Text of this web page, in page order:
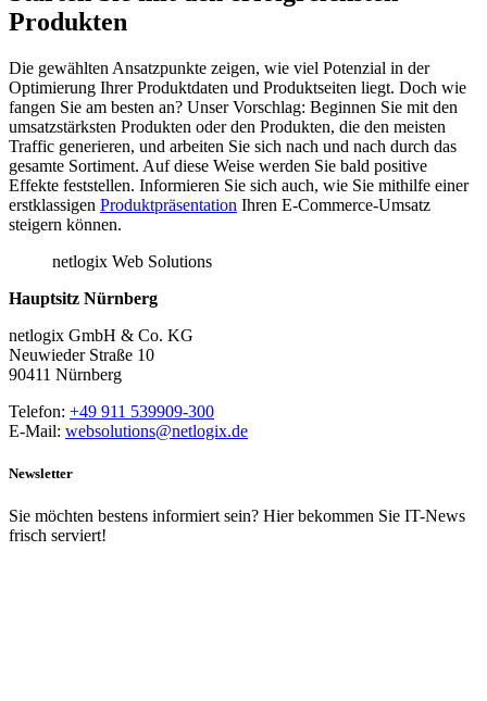
Produkten
Die gewählten Ansatzpunkte zeigen, wie viel Potenzial in der
Optimierung Ihrer Produktdaten und Produktseiten liegt. Doch wie
fangen Sie am besten an? Unser Vorschlag: Beginnen Sie mit den
umsatzstärksten Produkten oder den Produkten, die den meisten
Traffic generieren, und arbeiten Sie sich nach und nach durch das
gesamte Sortiment. Auf diese Weise werden Sie bald positive
Effekte feststellen. Informieren Sie sich auch, wie Sie mithilfe einer
erstklassigen Produktpräsentation Ihren E-Commerce-Umsatz
steigern können.
netlogix Web Solutions
Hauptsitz Nürnberg
netlogix GmbH & Co. KG
Neuwieder Straße 10
90411 Nürnberg
Telefon: +49 911 539909-300
E-Mail: websolutions@netlogix.de
Newsletter
Sie möchten bestens informiert sein? Hier bekommen Sie IT-News
frisch serviert!